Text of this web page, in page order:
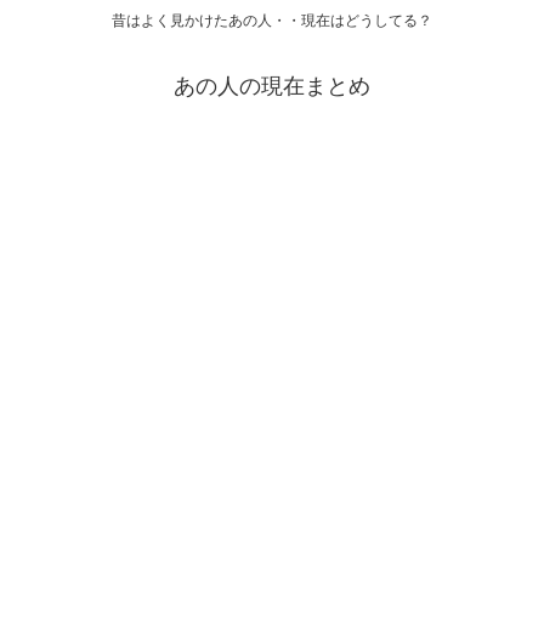
昔はよく見かけたあの人・・現在はどうしてる？
あの人の現在まとめ